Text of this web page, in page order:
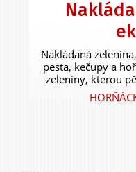
Nakládaná
pesta, kečupy a
zeleniny, kterou